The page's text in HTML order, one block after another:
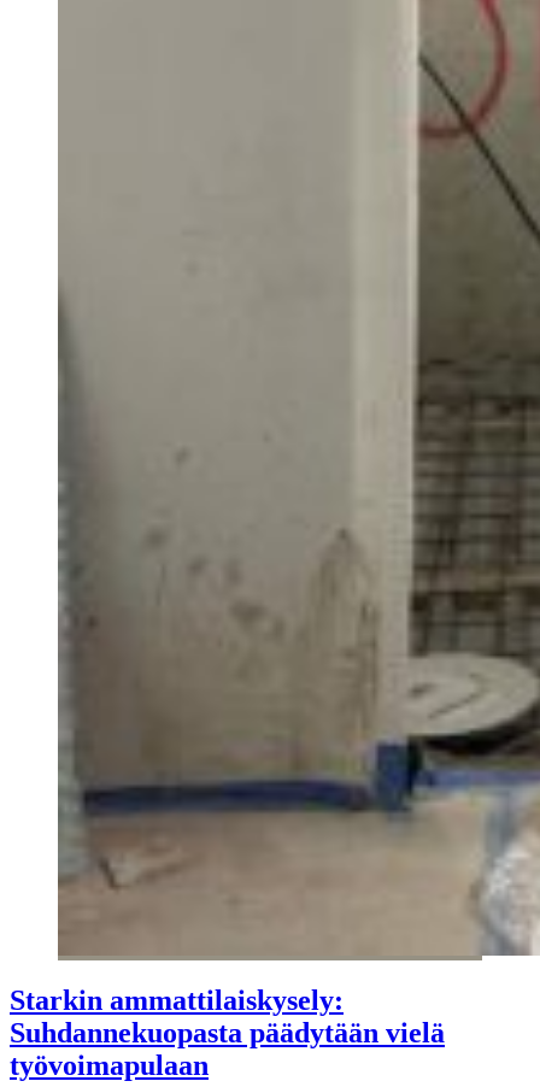
Starkin ammattilaiskysely:
Suhdannekuopasta päädytään vielä
työvoimapulaan